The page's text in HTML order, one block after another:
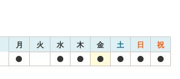
月 火 水 木 金 土 日 祝